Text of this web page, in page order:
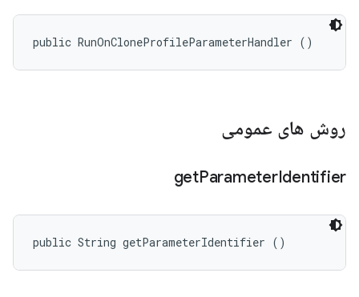
public RunOnCloneProfileParameterHandler ()
روش های عمومی
getParameterIdentifier
public String getParameterIdentifier ()